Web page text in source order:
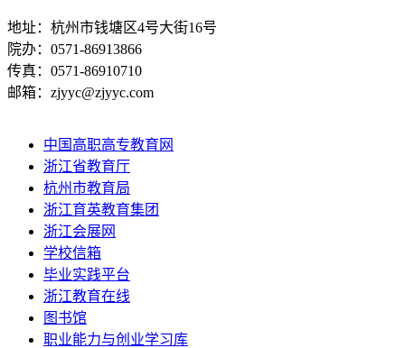
地址：杭州市钱塘区4号大街16号
院办：0571-86913866
传真：0571-86910710
邮箱：zjyyc@zjyyc.com
中国高职高专教育网
浙江省教育厅
杭州市教育局
浙江育英教育集团
浙江会展网
学校信箱
毕业实践平台
浙江教育在线
图书馆
职业能力与创业学习库